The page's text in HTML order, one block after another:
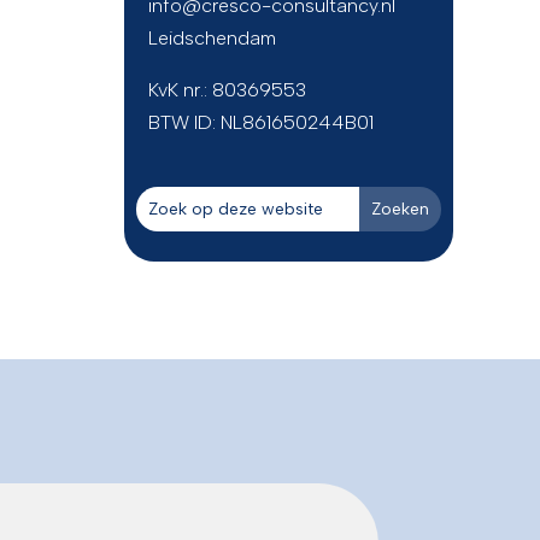
info@cresco-consultancy.nl
Leidschendam
KvK nr.: 80369553
BTW ID: NL861650244B01